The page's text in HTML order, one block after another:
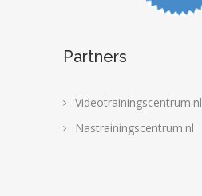
Partners
Videotrainingscentrum.nl
Nastrainingscentrum.nl